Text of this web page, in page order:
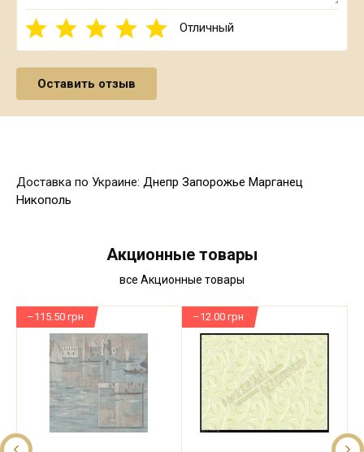
Отличный
Доставка по Украине: Днепр Запорожье Марганец
Никополь
Акционные товары
все Акционные товары
–115.50 грн –12.00 грн